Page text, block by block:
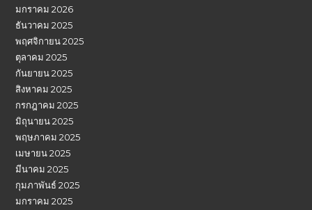
มกราคม 2026
ธันวาคม 2025
พฤศจิกายน 2025
ตุลาคม 2025
กันยายน 2025
สิงหาคม 2025
กรกฎาคม 2025
มิถุนายน 2025
พฤษภาคม 2025
เมษายน 2025
มีนาคม 2025
กุมภาพันธ์ 2025
มกราคม 2025